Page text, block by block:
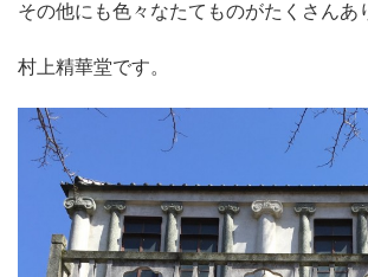
その他にも色々なたてものがたくさんあ
村上精華堂です。